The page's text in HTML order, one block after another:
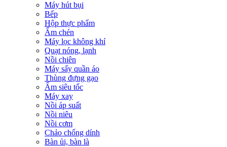
Máy hút bụi
Bếp
Hộp thực phẩm
Ấm chén
Máy lọc không khí
Quạt nóng, lạnh
Nồi chiên
Máy sấy quần áo
Thùng đựng gạo
Ấm siêu tốc
Máy xay
Nồi áp suất
Nồi niêu
Nồi cơm
Chảo chống dính
Bàn ủi, bàn là